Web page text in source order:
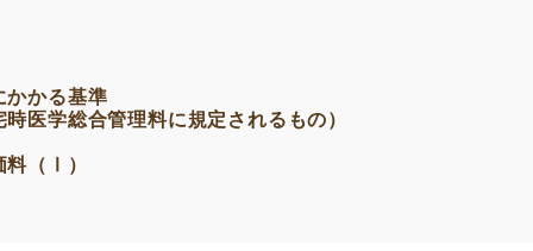
かかる基準
医学総合管理料に規定されるもの）
（Ⅰ）